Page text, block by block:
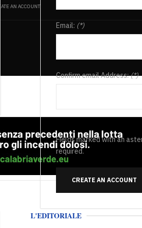
AN ACCOUNT
Email: (*)
Confirm email Address:(*)
Fields marked with an
required.
CREATE AN ACCOUNT
L'EDITORIALE